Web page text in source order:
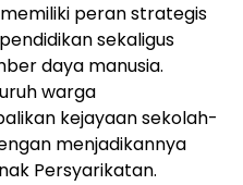
peran strategis
sekaligus
daya manusia.
warga
kejayaan sekolah-
menjadikannya
Persyarikatan.